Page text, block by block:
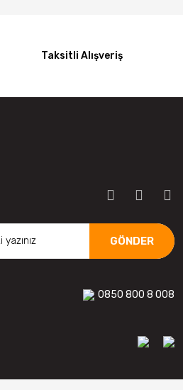
Taksitli Alışveriş
GÖNDER
0850 800 8 008